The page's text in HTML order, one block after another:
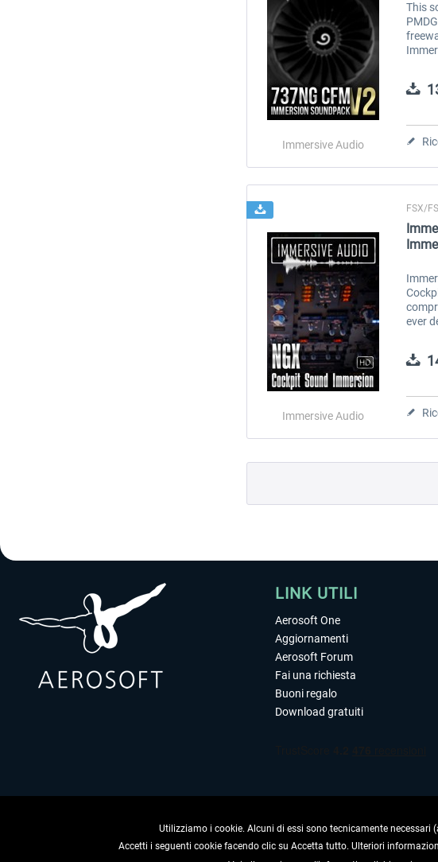
Immersive Audio
This
All...
Immersive Audio
FSX/
ever
LINK UTILI
Aerosoft One
Aggiornamenti
Aerosoft Forum
Fai una richiesta
Buoni regalo
Download gratuiti
Utilizziamo i cookie. Alcuni di essi sono tecnicamente
Accetti i seguenti cookie facendo clic su Accetta tutto. Ulteriori